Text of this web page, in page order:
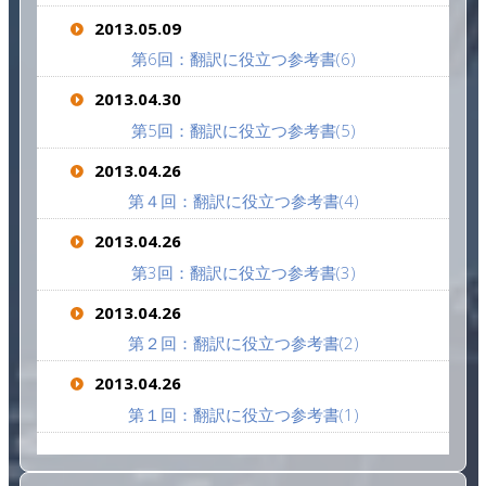
2013.05.09
第6回：翻訳に役立つ参考書(6)
2013.04.30
第5回：翻訳に役立つ参考書(5)
2013.04.26
第４回：翻訳に役立つ参考書(4)
2013.04.26
第3回：翻訳に役立つ参考書(3)
2013.04.26
第２回：翻訳に役立つ参考書(2)
2013.04.26
第１回：翻訳に役立つ参考書(1)